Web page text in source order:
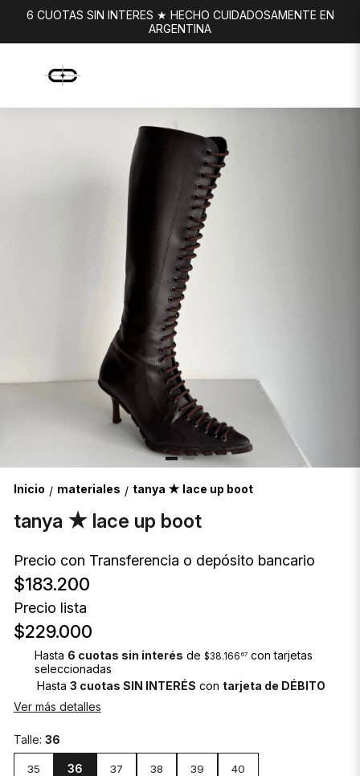
6 CUOTAS SIN INTERES ★ HECHO CUIDADOSAMENTE EN
ARGENTINA
Inicio / materiales / tanya ★ lace up boot
tanya ★ lace up boot
Precio con Transferencia o depósito bancario
$183.200
Precio lista
$229.000
Hasta 6 cuotas sin interés de $38.166 67con tarjetas
seleccionadas
Hasta 3 cuotas SIN INTERÉS con tarjeta de DÉBITO
Ver más detalles
Talle: 36
35 36 37 38 39 40